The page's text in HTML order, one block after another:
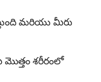
మరియు మీరు
మొత్తం శరీరంలో